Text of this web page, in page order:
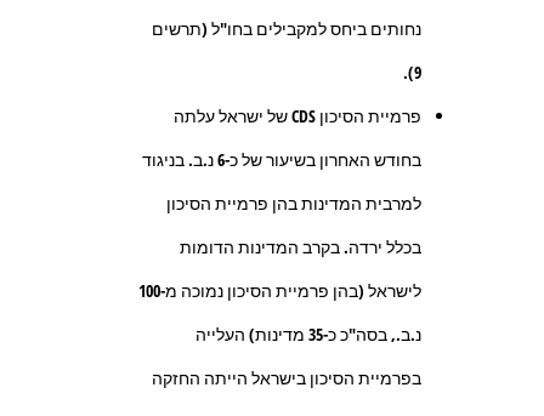
נחותים ביחס למקבילים בחו"ל (תרשים
9).
פרמיית הסיכון CDS של ישראל עלתה
בחודש האחרון בשיעור של כ-6 נ.ב. בניגוד
למרבית המדינות בהן פרמיית הסיכון
בכלל ירדה. בקרב המדינות הדומות
לישראל (בהן פרמיית הסיכון נמוכה מ-100
נ.ב., בסה"כ כ-35 מדינות) העלייה
בפרמיית הסיכון בישראל הייתה החזקה